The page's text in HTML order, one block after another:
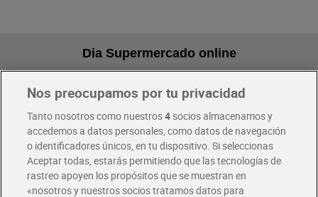
Dia Supermercado online
Pide hoy, recibe hoy
Envío gratis por compras superiores a 100€
Envío estandar por 4,99€
Nos preocupamos por tu privacidad
Tanto nosotros como nuestros4socios almacenamos y
accedemos a datos personales, como datos de navegación
o identificadores únicos, en tu dispositivo. Si seleccionas
Aceptar todas, estarás permitiendo que las tecnologías de
rastreo apoyen los propósitos que se muestran en
«nosotros y nuestros socios tratamos datos para